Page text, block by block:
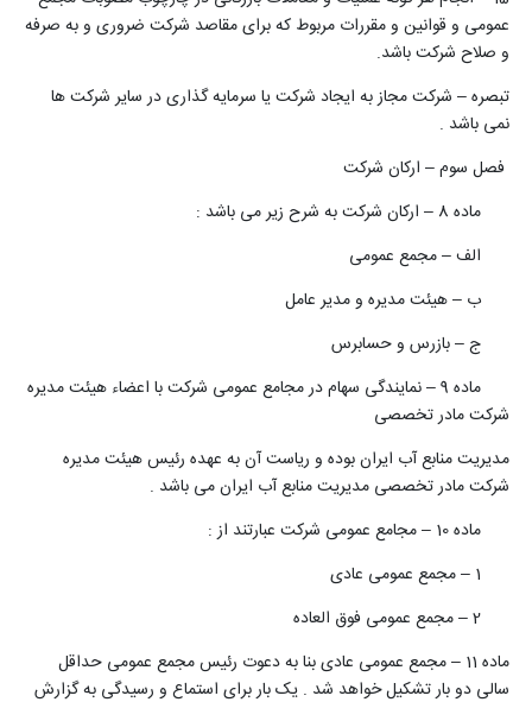
عمومی و قوانین و مقررات مربوط که برای مقاصد شرکت ضروری و به صرفه
و صلاح شرکت باشد.
تبصره – شرکت مجاز به ایجاد شرکت یا سرمایه گذاری در سایر شرکت ها
نمی باشد .
فصل سوم – ارکان شرکت
ماده 8 – ارکان شرکت به شرح زیر می باشد :
الف – مجمع عمومی
ب – هیئت مدیره و مدیر عامل
ج – بازرس و حسابرس
ماده 9 – نمایندگی سهام در مجامع عمومی شرکت با اعضاء هیئت مدیره
شرکت مادر تخصصی
مدیریت منابع آب ایران بوده و ریاست آن به عهده رئیس هیئت مدیره
شرکت مادر تخصصی مدیریت منابع آب ایران می باشد .
ماده 10 – مجامع عمومی شرکت عبارتند از :
2 – مجمع عمومی فوق العاده
ماده 11 – مجمع عمومی عادی بنا به دعوت رئیس مجمع عمومی حداقل
سالی دو بار تشکیل خواهد شد . یک بار برای استماع و رسیدگی به گزارش